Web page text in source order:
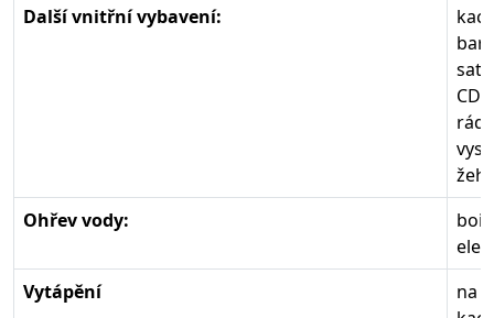
Další vnitřní vybavení:
CD
Ohřev vody:
Vytápění
na